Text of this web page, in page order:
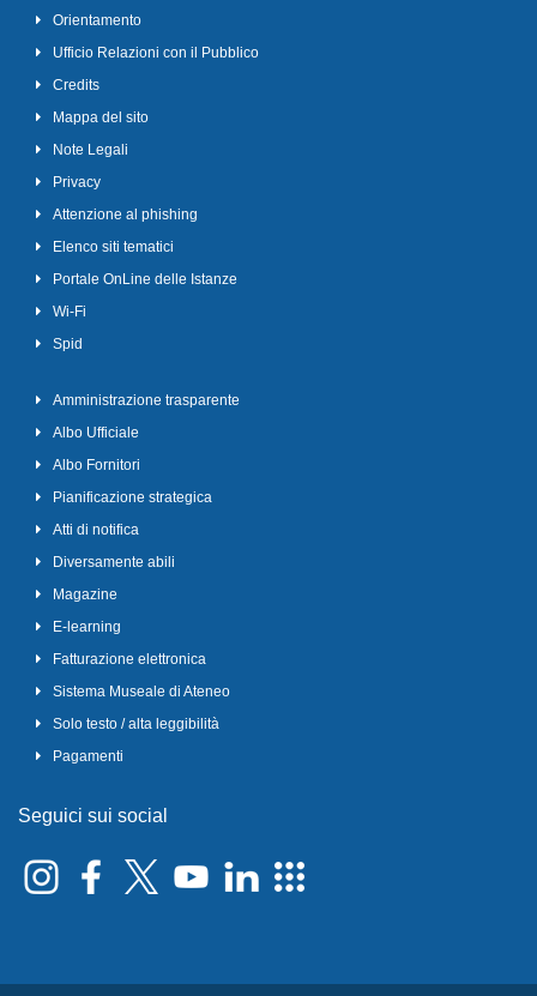
Orientamento
Ufficio Relazioni con il Pubblico
Credits
Mappa del sito
Note Legali
Privacy
Attenzione al phishing
Elenco siti tematici
Portale OnLine delle Istanze
Wi-Fi
Spid
Amministrazione trasparente
Albo Ufficiale
Albo Fornitori
Pianificazione strategica
Atti di notifica
Diversamente abili
Magazine
E-learning
Fatturazione elettronica
Sistema Museale di Ateneo
Solo testo / alta leggibilità
Pagamenti
Seguici sui social